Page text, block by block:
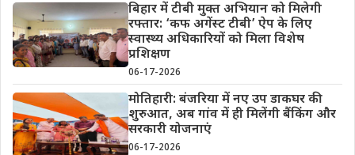
बिहार में टीबी मुक्त अभियान को मिलेगी
रफ्तार: ‘कफ अगेंस्ट टीबी’ ऐप के लिए
स्वास्थ्य अधिकारियों को मिला विशेष
प्रशिक्षण
06-17-2026
मोतिहारी: बंजरिया में नए उप डाकघर की
शुरुआत, अब गांव में ही मिलेंगी बैंकिंग और
सरकारी योजनाएं
06-17-2026